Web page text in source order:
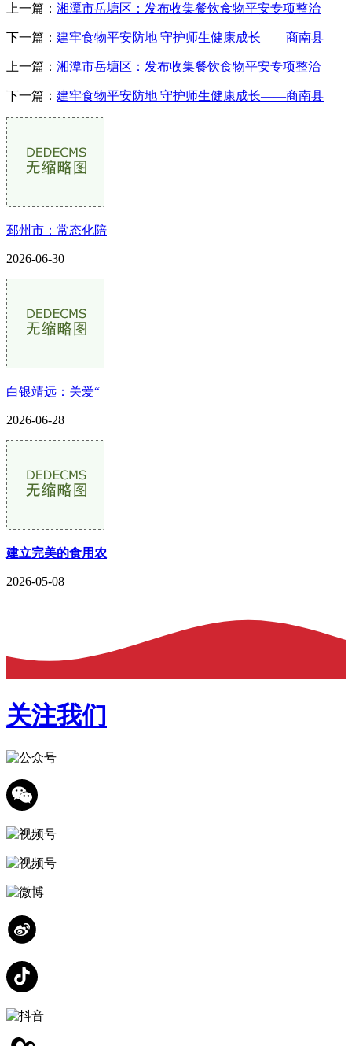
上一篇： 湘潭市岳塘区：发布收集餐饮食物平安专项整治
下一篇： 建牢食物平安防地 守护师生健康成长——商南县
上一篇： 湘潭市岳塘区：发布收集餐饮食物平安专项整治
下一篇： 建牢食物平安防地 守护师生健康成长——商南县
邳州市：常态化陪
2026-06-30
白银靖远：关爱“
2026-06-28
建立完美的食用农
2026-05-08
关注我们